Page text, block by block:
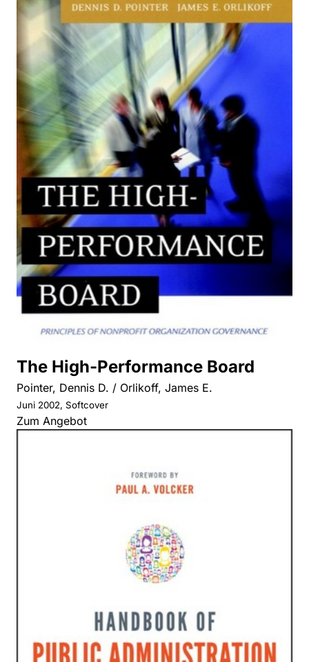
The High-Performance Board
Pointer, Dennis D. / Orlikoff, James E.
Juni 2002, Softcover
Zum Angebot